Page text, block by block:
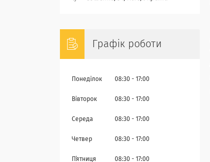
Графік роботи
Понеділок 08:30 17:00
Вівторок 08:30 17:00
Середа 08:30 17:00
Четвер 08:30 17:00
Пʼятниця 08:30 17:00